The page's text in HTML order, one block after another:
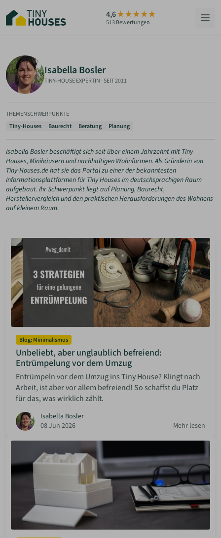
Hauptinhalt
springen
4,6
513 Bewertungen
HÄUSER
BERATUNG
GRUNDSTÜCKE
RATGEBER
ÜBER UNS
ZUM HAUS-FINDER
ANMELDEN
MERKLISTE
Isabella Bosler
TINY-HOUSE EXPERTIN · SEIT 2011
THEMENSCHWERPUNKTE
Tiny-Houses
Baurecht Beratung Planung
Isabella Bosler beschäftigt sich seit über einem Jahrzehnt mit Tiny
Houses, Minihäusern und nachhaltigen Wohnformen. Als Gründerin von
Tiny-Houses.de hat sie das Portal zu einer der bekanntesten
Informationsplattformen für Tiny Houses im deutschsprachigen Raum
aufgebaut. Ihr Schwerpunkt liegt auf Planung, Baurecht,
Herstellervergleich und den praktischen Herausforderungen des Wohnens
auf kleinem Raum.
Blog: Minimalismus
Unbeliebt, aber unglaublich befreiend:
Entrümpelung vor dem Umzug
Entrümpeln vor dem Umzug ins Tiny House? Klingt nach
Arbeit, ist aber vor allem befreiend! So schaffst du Platz
für das, was wirklich zählt.
Isabella Bosler
08 Jun 2026
Mehr lesen